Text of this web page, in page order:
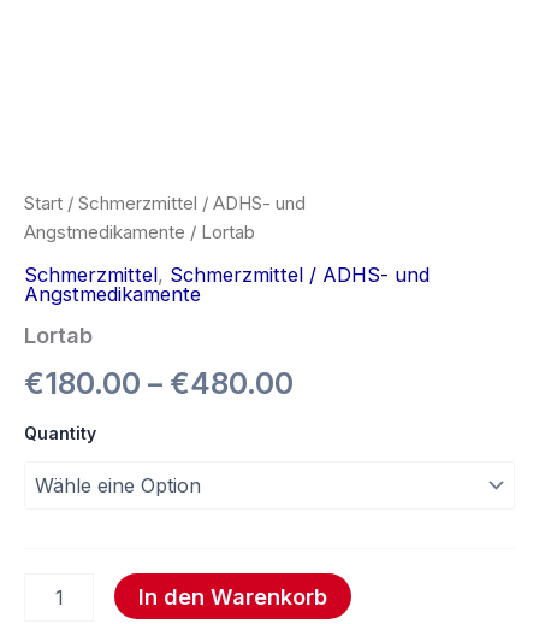
Start / Schmerzmittel / ADHS- und
Angstmedikamente / Lortab
Schmerzmittel, Schmerzmittel / ADHS- und
Angstmedikamente
Lortab
€180.00 – €480.00
Quantity
In den Warenkorb